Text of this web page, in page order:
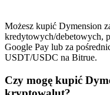
Możesz kupić Dymension
kredytowych/debetowych,
Google Pay lub za
USDT/USDC na Bitrue.
Czy mogę kupić